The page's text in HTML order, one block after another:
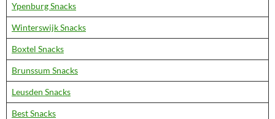
Ypenburg Snacks
Winterswijk Snacks
Boxtel Snacks
Brunssum Snacks
Leusden Snacks
Best Snacks